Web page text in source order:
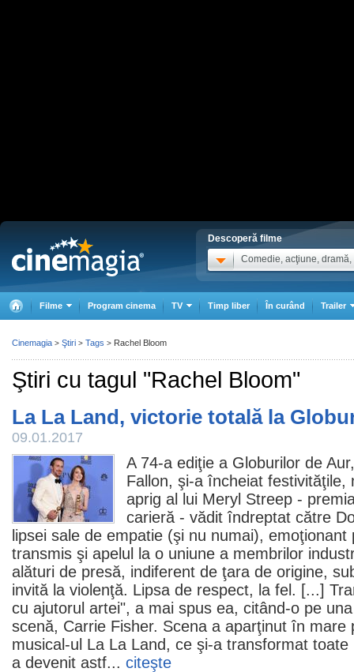
Descoperă filme
Comedie, acţiune, dramă,
Filme Program cinema TV Timp liber În curând Trailer
Ştiri cu tagul "Rachel Bloom"
La La Land, victorie totală la
09.01.2017
A 74-a ediţie a Globurilor de
Fallon, şi-a încheiat festivităţile,
aprig al lui Meryl Streep -
carieră - vădit îndreptat către
lipsei sale de empatie (şi nu numai),
transmis şi apelul la o uniune a membrilor
alături de presă, indiferent de ţara de origine,
invită la violenţă. Lipsa de respect, la fel. [...]
cu ajutorul artei", a mai spus ea, citând-o pe
scenă, Carrie Fisher. Scena a aparţinut în mare
musical-ul La La Land, ce şi-a transformat
a devenit astf... citeşte
Cinemagia > Ştiri > Tags > Rachel Bloom